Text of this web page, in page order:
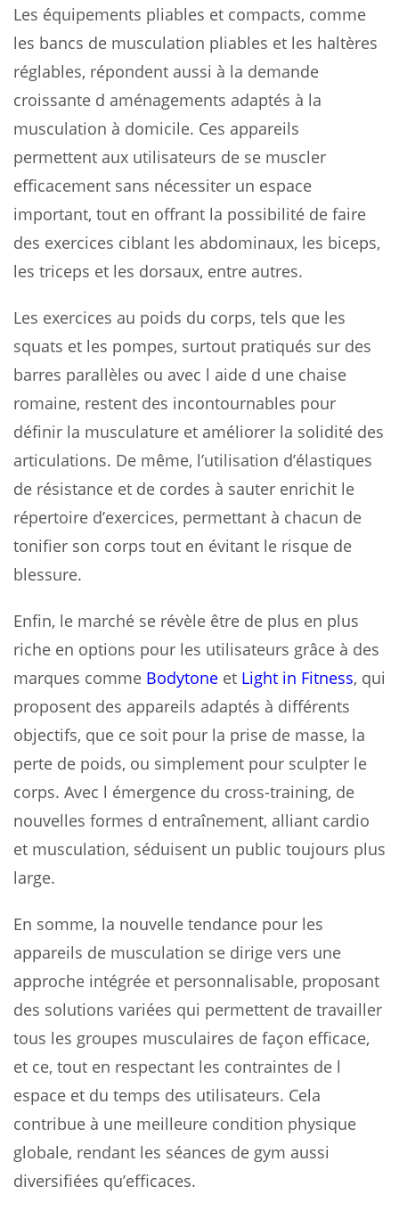
Les équipements pliables et compacts, comme
les bancs de musculation pliables et les haltères
réglables, répondent aussi à la demande
croissante d aménagements adaptés à la
musculation à domicile. Ces appareils
permettent aux utilisateurs de se muscler
efficacement sans nécessiter un espace
important, tout en offrant la possibilité de faire
des exercices ciblant les abdominaux, les biceps,
les triceps et les dorsaux, entre autres.
Les exercices au poids du corps, tels que les
squats et les pompes, surtout pratiqués sur des
barres parallèles ou avec l aide d une chaise
romaine, restent des incontournables pour
définir la musculature et améliorer la solidité des
articulations. De même, l’utilisation d’élastiques
de résistance et de cordes à sauter enrichit le
répertoire d’exercices, permettant à chacun de
tonifier son corps tout en évitant le risque de
blessure.
Enfin, le marché se révèle être de plus en plus
riche en options pour les utilisateurs grâce à des
marques comme Bodytone et Light in Fitness, qui
proposent des appareils adaptés à différents
objectifs, que ce soit pour la prise de masse, la
perte de poids, ou simplement pour sculpter le
corps. Avec l émergence du cross-training, de
nouvelles formes d entraînement, alliant cardio
et musculation, séduisent un public toujours plus
large.
En somme, la nouvelle tendance pour les
appareils de musculation se dirige vers une
approche intégrée et personnalisable, proposant
des solutions variées qui permettent de travailler
tous les groupes musculaires de façon efficace,
et ce, tout en respectant les contraintes de l
espace et du temps des utilisateurs. Cela
contribue à une meilleure condition physique
globale, rendant les séances de gym aussi
diversifiées qu’efficaces.